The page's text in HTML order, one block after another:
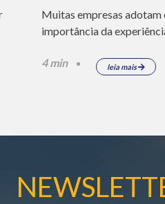
Muitas empresas adotam
importância da experiência
4 min leia mais